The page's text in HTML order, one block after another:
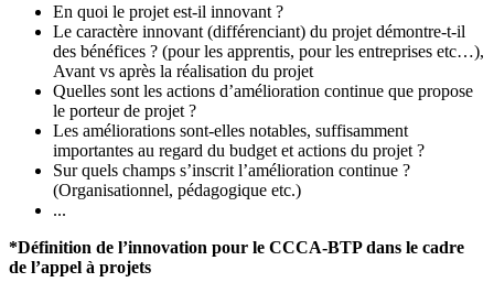
En quoi le projet est-il innovant ?
Le caractère innovant (différenciant) du projet démontre-t-il
des bénéfices ? (pour les apprentis, pour les entreprises etc…),
Avant vs après la réalisation du projet
Quelles sont les actions d’amélioration continue que propose
le porteur de projet ?
Les améliorations sont-elles notables, suffisamment
importantes au regard du budget et actions du projet ?
Sur quels champs s’inscrit l’amélioration continue ?
(Organisationnel, pédagogique etc.)
...
*Définition de l’innovation pour le CCCA-BTP dans le cadre
de l’appel à projets